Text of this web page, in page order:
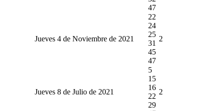
47
Jueves 4 de Noviembre de 2021
22
24
25
31
45
47
2
Jueves 8 de Julio de 2021
5
15
16
22
29
2